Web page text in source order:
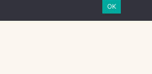
CENTRE NATIONAL DU LIVRE
OK